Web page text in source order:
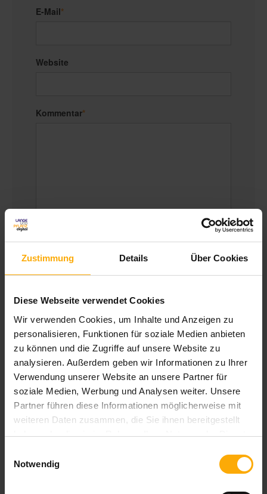
Zustimmung Details Über Cookies
Diese Webseite verwendet Cookies
Wir verwenden Cookies, um Inhalte und Anzeigen zu
personalisieren, Funktionen für soziale Medien anbieten
zu können und die Zugriffe auf unsere Website zu
analysieren. Außerdem geben wir Informationen zu Ihrer
Verwendung unserer Website an unsere Partner für
soziale Medien, Werbung und Analysen weiter. Unsere
Partner führen diese Informationen möglicherweise mit
weiteren Daten zusammen, die Sie ihnen bereitgestellt
haben oder die sie im Rahmen Ihrer Nutzung der Dienste
Notwendig
E-Mail*
Website
Kommentar*
gewünschten Inhalte bereitzustellen, müssen
wir Ihre persönlichen Daten speichern und
verarbeiten.
Content für Mitarbeiter in Unternehmen um mit
ihnen ins Gespräch zu kommen, ihnen bei
ihrer Arbeit in Marketing, Vertrieb und Service
behilflich zu sein und sie bezüglich unserer
Produkte und Dienstleistungen zu
kontaktieren. Sie können sich jederzeit von
diesen Benachrichtigungen abmelden.
Informationen zum Abbestellen sowie unsere
Verpflichtung zum Schutz Ihrer Privatsphäre